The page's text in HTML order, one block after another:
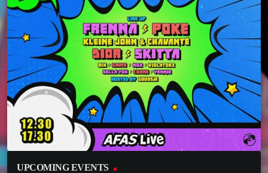
UPCOMING EVENTS